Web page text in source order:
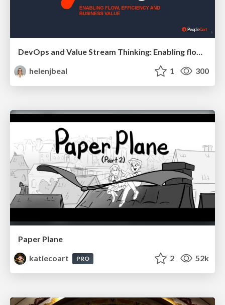
DevOps and Value Stream Thinking: Enabling flow, efficiency and business value
helenjbeal
1 300
Paper Plane
katiecoart
PRO 2 52k